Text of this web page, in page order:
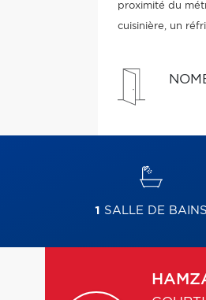
proximité du
cuisinière, un
1 SALLE DE BAINS